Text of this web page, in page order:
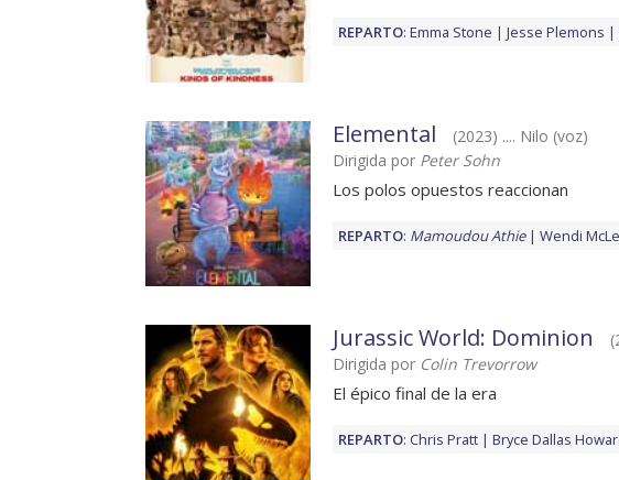
REPARTO: Emma Stone Jesse Plemons
Elemental
(2023) .... Nilo (voz)
Dirigida por Peter Sohn
Los polos opuestos reaccionan
REPARTO: Mamoudou Athie Wendi
Jurassic World: Dominion
Dirigida por Colin Trevorrow
El épico final de la era
REPARTO: Chris Pratt Bryce Dallas